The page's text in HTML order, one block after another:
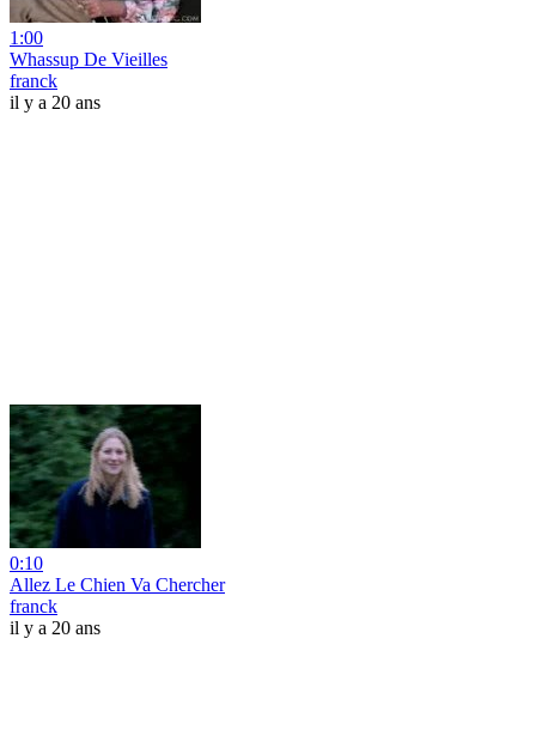
1:00
Whassup De Vieilles
franck
il y a 20 ans
0:10
Allez Le Chien Va Chercher
franck
il y a 20 ans